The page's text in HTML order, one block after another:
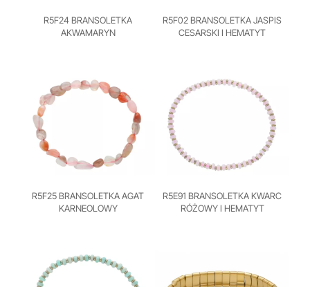
R5F24 BRANSOLETKA
AKWAMARYN
R5F02 BRANSOLETKA JASPIS
CESARSKI I HEMATYT
R5F25 BRANSOLETKA AGAT
KARNEOLOWY
R5E91 BRANSOLETKA KWARC
RÓŻOWY I HEMATYT